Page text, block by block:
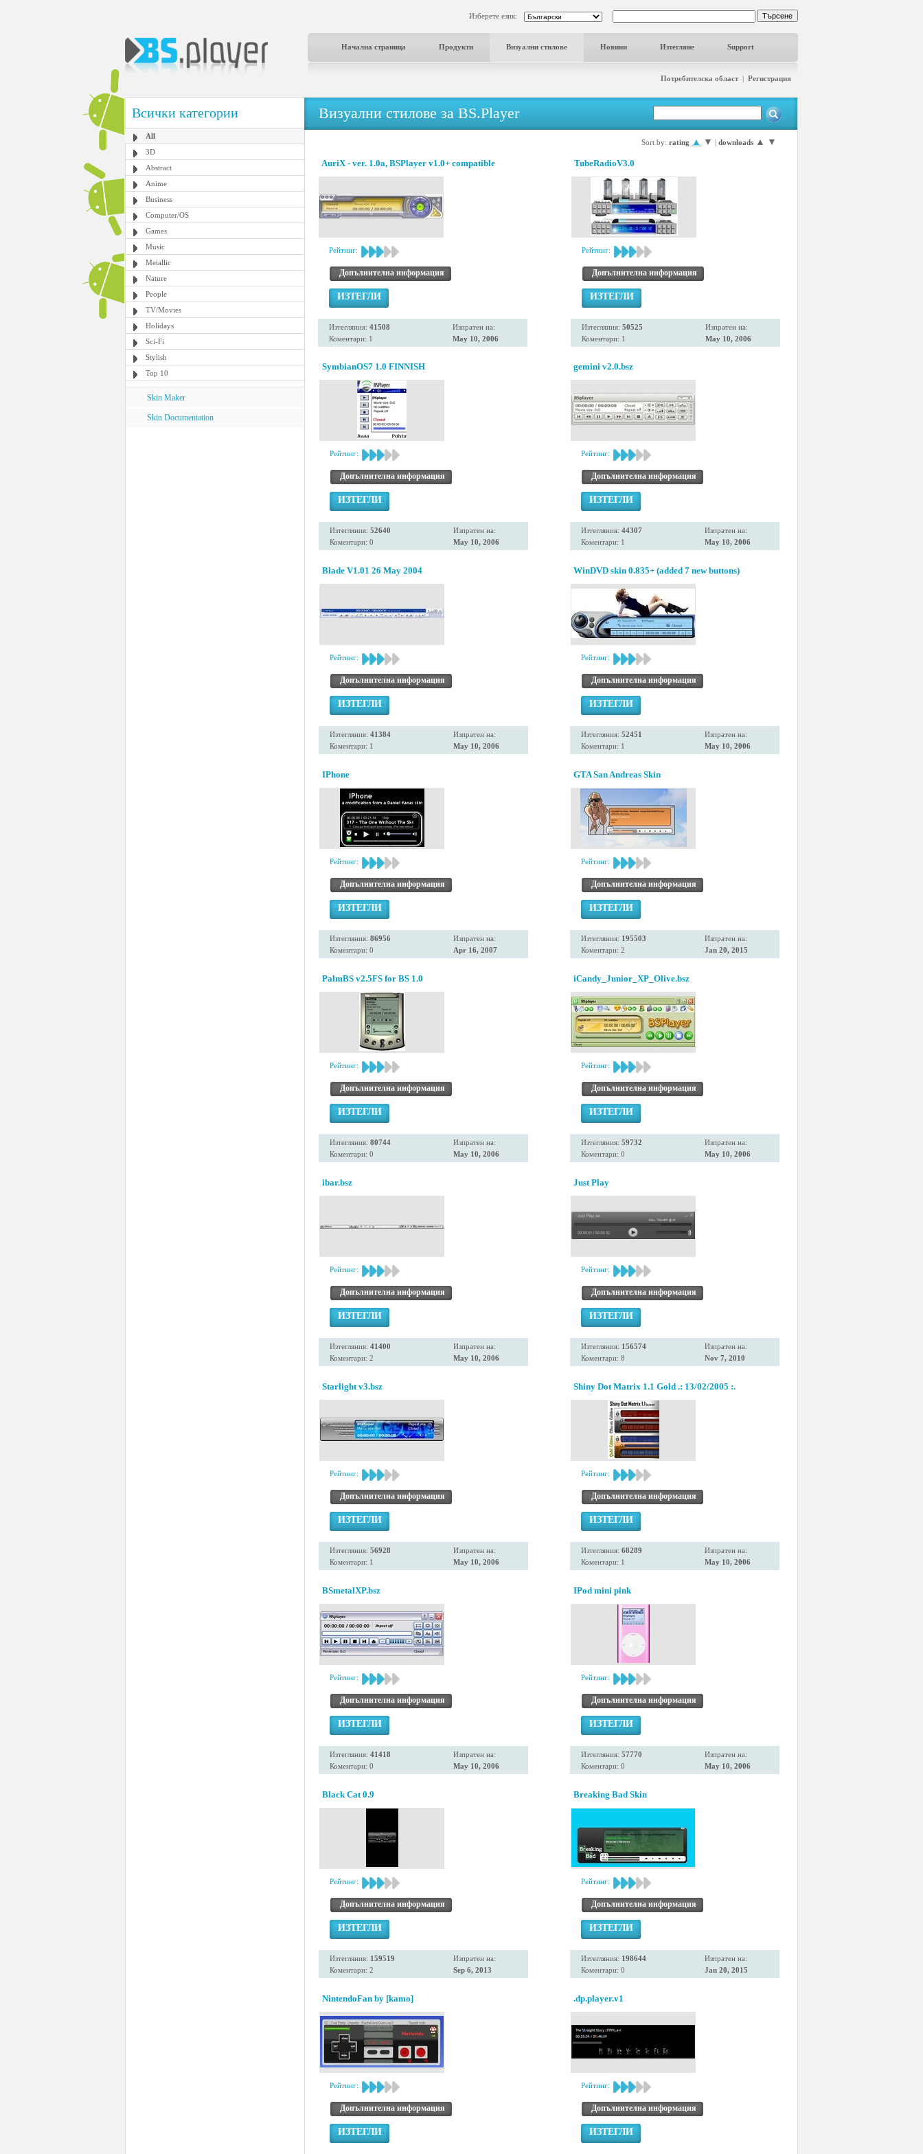
Изберете език:
Начална страница Продукти Визуални стилове Новини Изтегляне Support
Потребителска област| Регистрация
Всички категории
All
3D
Abstract
Anime
Business
Computer/OS
Games
Music
Metallic
Nature
People
TV/Movies
Holidays
Sci-Fi
Stylish
Top 10
Skin Maker
Skin Documentation
Визуални стилове за BS.Player
Sort by: rating ▲ ▼ | downloads ▲ ▼
AuriX - ver. 1.0a, BSPlayer v1.0+ compatible
Рейтинг:
Допълнителна информация
ИЗТЕГЛИ
Изтегляния: 41508
Коментари: 1
Изпратен на:
May 10, 2006
TubeRadioV3.0
Рейтинг:
Допълнителна информация
ИЗТЕГЛИ
Изтегляния: 50525
Коментари: 1
Изпратен на:
May 10, 2006
SymbianOS7 1.0 FINNISH
Рейтинг:
Допълнителна информация
ИЗТЕГЛИ
Изтегляния: 52640
Коментари: 0
Изпратен на:
May 10, 2006
gemini v2.0.bsz
Рейтинг:
Допълнителна информация
ИЗТЕГЛИ
Изтегляния: 44307
Коментари: 1
Изпратен на:
May 10, 2006
Blade V1.01 26 May 2004
Рейтинг:
Допълнителна информация
ИЗТЕГЛИ
Изтегляния: 41384
Коментари: 1
Изпратен на:
May 10, 2006
WinDVD skin 0.835+ (added 7 new buttons)
Рейтинг:
Допълнителна информация
ИЗТЕГЛИ
Изтегляния: 52451
Коментари: 1
Изпратен на:
May 10, 2006
IPhone
Рейтинг:
Допълнителна информация
ИЗТЕГЛИ
Изтегляния: 86956
Коментари: 0
Изпратен на:
Apr 16, 2007
GTA San Andreas Skin
Рейтинг:
Допълнителна информация
ИЗТЕГЛИ
Изтегляния: 195503
Коментари: 2
Изпратен на:
Jan 20, 2015
PalmBS v2.5FS for BS 1.0
Рейтинг:
Допълнителна информация
ИЗТЕГЛИ
Изтегляния: 80744
Коментари: 0
Изпратен на:
May 10, 2006
iCandy_Junior_XP_Olive.bsz
Рейтинг:
Допълнителна информация
ИЗТЕГЛИ
Изтегляния: 59732
Коментари: 0
Изпратен на:
May 10, 2006
ibar.bsz
Рейтинг:
Допълнителна информация
ИЗТЕГЛИ
Изтегляния: 41400
Коментари: 2
Изпратен на:
May 10, 2006
Just Play
Рейтинг:
Допълнителна информация
ИЗТЕГЛИ
Изтегляния: 156574
Коментари: 8
Изпратен на:
Nov 7, 2010
Starlight v3.bsz
Рейтинг:
Допълнителна информация
ИЗТЕГЛИ
Изтегляния: 56928
Коментари: 1
Изпратен на:
May 10, 2006
Shiny Dot Matrix 1.1 Gold .: 13/02/2005 :.
Рейтинг:
Допълнителна информация
ИЗТЕГЛИ
Изтегляния: 68289
Коментари: 1
Изпратен на:
May 10, 2006
BSmetalXP.bsz
Рейтинг:
Допълнителна информация
ИЗТЕГЛИ
Изтегляния: 41418
Коментари: 0
Изпратен на:
May 10, 2006
IPod mini pink
Рейтинг:
Допълнителна информация
ИЗТЕГЛИ
Изтегляния: 57770
Коментари: 0
Изпратен на:
May 10, 2006
Black Cat 0.9
Рейтинг:
Допълнителна информация
ИЗТЕГЛИ
Изтегляния: 159519
Коментари: 2
Изпратен на:
Sep 6, 2013
Breaking Bad Skin
Рейтинг:
Допълнителна информация
ИЗТЕГЛИ
Изтегляния: 198644
Коментари: 0
Изпратен на:
Jan 20, 2015
NintendoFan by [kamo]
Рейтинг:
Допълнителна информация
ИЗТЕГЛИ
.dp.player.v1
Рейтинг:
Допълнителна информация
ИЗТЕГЛИ